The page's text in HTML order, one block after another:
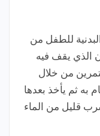
للطفل من
الذي يقف فيه
من خلال
به ثم يأخذ بعدها
قليل من الماء